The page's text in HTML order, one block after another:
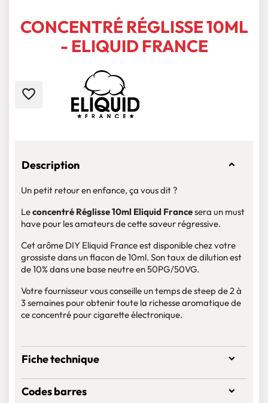
CONCENTRÉ RÉGLISSE 10ML
- ELIQUID FRANCE
favorite_border
Description
Un petit retour en enfance, ça vous dit ?
Leconcentré Réglisse 10ml Eliquid Francesera un must
have pour les amateurs de cette saveur régressive.
Cet arôme DIY Eliquid France est disponible chez votre
grossiste dans un flacon de 10ml. Son taux de dilution est
de 10% dans une base neutre en 50PG/50VG.
Votre fournisseur vous conseille un temps de steep de 2 à
3 semaines pour obtenir toute la richesse aromatique de
ce concentré pour cigarette électronique.
Fiche technique
Codes barres